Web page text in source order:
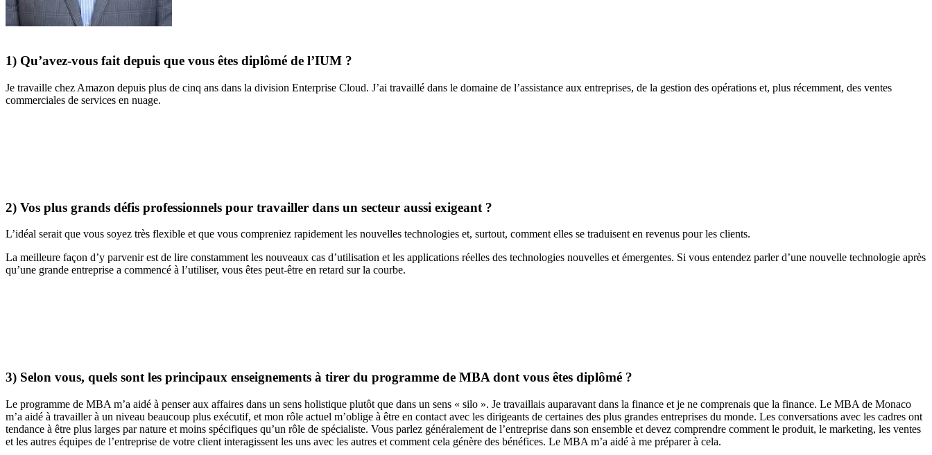
1) Qu’avez-vous fait depuis que vous êtes diplômé de l’IUM ?
Je travaille chez Amazon depuis plus de cinq ans dans la division Enterprise Cloud. J’ai travaillé dans le domaine de l’assistance aux entreprises, de la gestion des opérations et, plus récemment, des ventes
commerciales de services en nuage.
2) Vos plus grands défis professionnels pour travailler dans un secteur aussi exigeant ?
L’idéal serait que vous soyez très flexible et que vous compreniez rapidement les nouvelles technologies et, surtout, comment elles se traduisent en revenus pour les clients.
La meilleure façon d’y parvenir est de lire constamment les nouveaux cas d’utilisation et les applications réelles des technologies nouvelles et émergentes. Si vous entendez parler d’une nouvelle technologie après
qu’une grande entreprise a commencé à l’utiliser, vous êtes peut-être en retard sur la courbe.
3) Selon vous, quels sont les principaux enseignements à tirer du programme de MBA dont vous êtes diplômé ?
Le programme de MBA m’a aidé à penser aux affaires dans un sens holistique plutôt que dans un sens « silo ». Je travaillais auparavant dans la finance et je ne comprenais que la finance. Le MBA de Monaco
m’a aidé à travailler à un niveau beaucoup plus exécutif, et mon rôle actuel m’oblige à être en contact avec les dirigeants de certaines des plus grandes entreprises du monde. Les conversations avec les cadres ont
tendance à être plus larges par nature et moins spécifiques qu’un rôle de spécialiste. Vous parlez généralement de l’entreprise dans son ensemble et devez comprendre comment le produit, le marketing, les ventes
et les autres équipes de l’entreprise de votre client interagissent les uns avec les autres et comment cela génère des bénéfices. Le MBA m’a aidé à me préparer à cela.